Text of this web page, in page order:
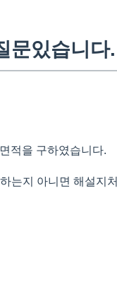
문있습니다.
적을 구하였습니다.
는지 아니면 해설지